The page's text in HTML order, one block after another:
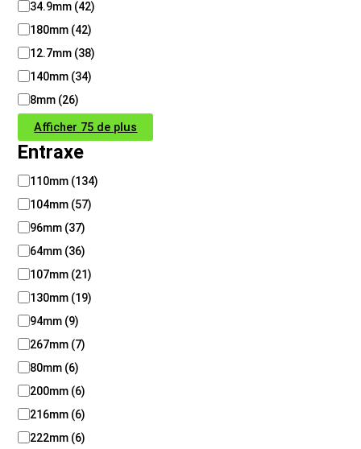
34.9mm (42)
180mm (42)
12.7mm (38)
140mm (34)
8mm (26)
Afficher 75 de plus
Entraxe
E
t
r
a
x
e
110mm (134)
104mm (57)
96mm (37)
64mm (36)
107mm (21)
130mm (19)
94mm (9)
267mm (7)
80mm (6)
200mm (6)
216mm (6)
222mm (6)